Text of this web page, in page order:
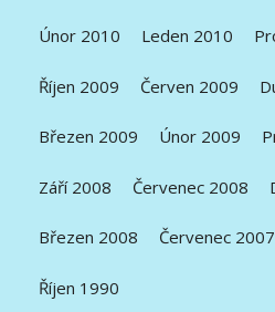
Únor 2010 Leden 2010
Říjen 2009 Červen 2009
Březen 2009 Únor 2009
Září 2008 Červenec 2008
Březen 2008 Červenec 2007
Říjen 1990